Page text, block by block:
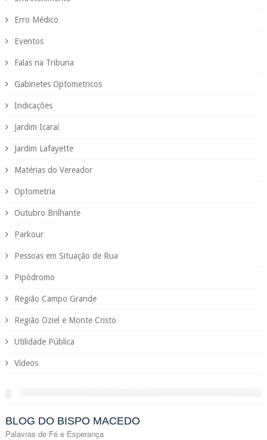
Erro Médico
Eventos
Falas na Tribuna
Gabinetes Optometricos
Indicações
Jardim Icaraí
Jardim Lafayette
Matérias do Vereador
Optometria
Outubro Brilhante
Parkour
Pessoas em Situação de Rua
Pipódromo
Região Campo Grande
Região Oziel e Monte Cristo
Utilidade Pública
Vídeos
░
BLOG DO BISPO MACEDO
Palavras de Fé e Esperança